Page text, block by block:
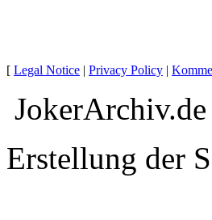
[ Legal Notice | Privacy Policy |
Erstellung der